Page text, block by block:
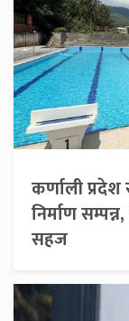
कर्णाली
निर्माण
सहज